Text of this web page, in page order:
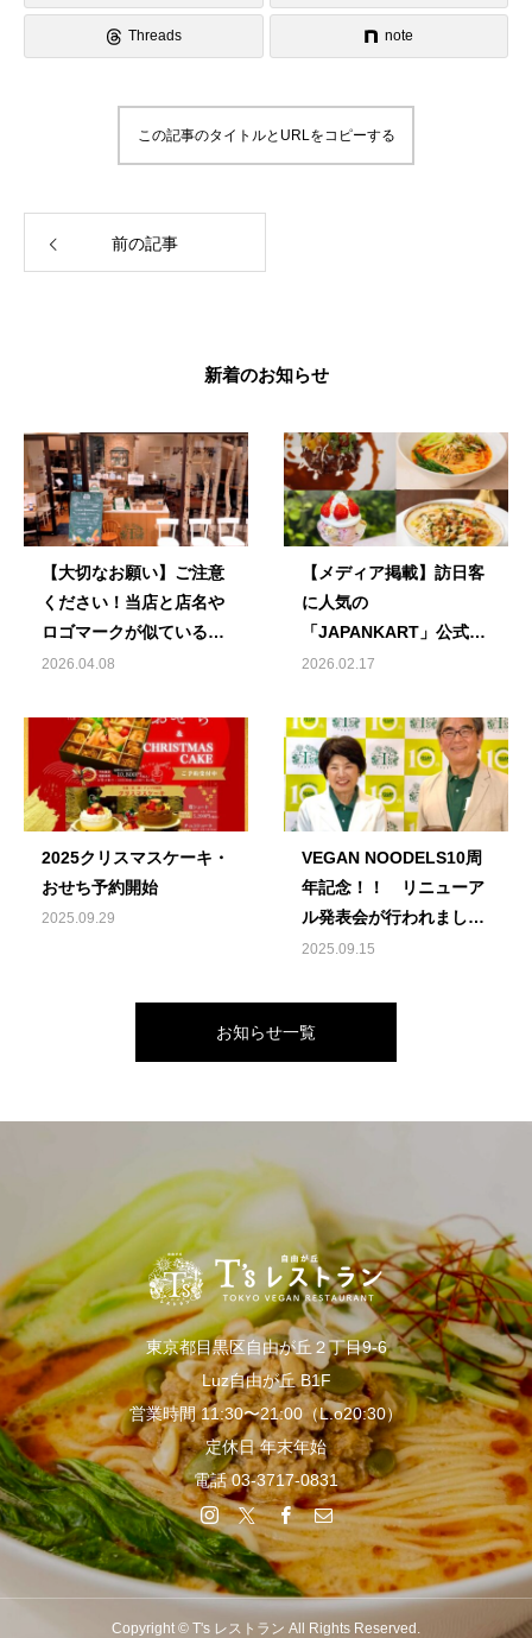
Threads note
この記事のタイトルとURLをコピーする
前の記事
新着のお知らせ
【大切なお願い】ご注意
ください！当店と店名や
ロゴマークが似ている店
舗様がございます。
2026.04.08
【メディア掲載】訪日客
に人気の
「JAPANKART」公式ブ
ログにてご紹介いただき
2026.02.17
2025クリスマスケーキ・
おせち予約開始
2025.09.29
VEGAN NOODELS10周
年記念！！ リニューア
ル発表会が行われまし
た！
2025.09.15
お知らせ一覧
東京都目黒区自由が丘２丁目9-6
Luz自由が丘 B1F
営業時間 11:30〜21:00（L.o20:30）
定休日 年末年始
電話 03-3717-0831
Copyright © T's レストラン All Rights Reserved.